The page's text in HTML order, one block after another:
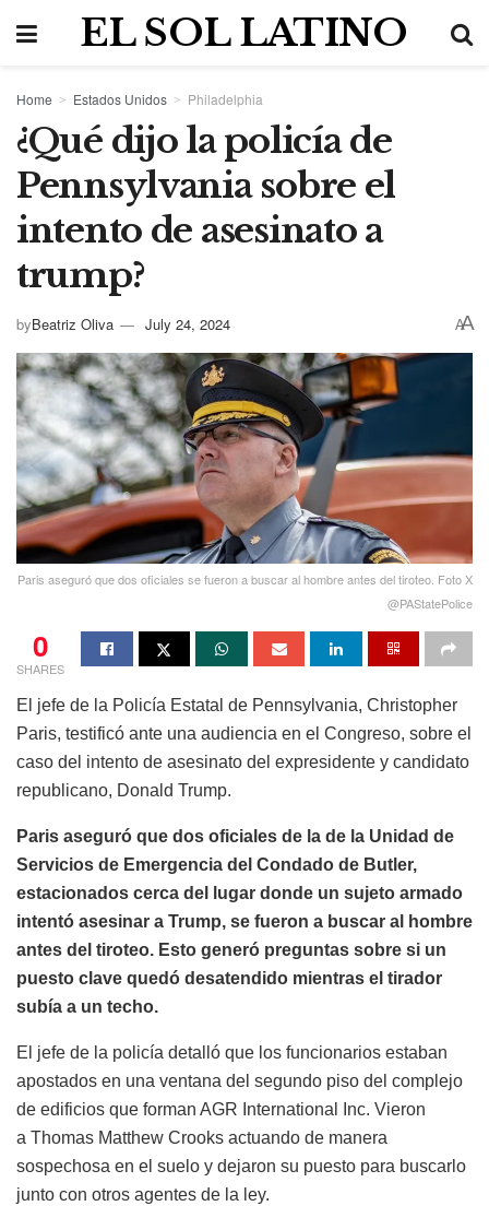
EL SOL LATINO
Home Estados Unidos Philadelphia
¿Qué dijo la policía de
Pennsylvania sobre el
intento de asesinato a
trump?
byBeatriz Oliva July 24, 2024 AA
Paris aseguró que dos oficiales se fueron a buscar al hombre antes del tiroteo. Foto X
@PAStatePolice
0
SHARES
El jefe de la Policía Estatal de Pennsylvania, Christopher
Paris, testificó ante una audiencia en el Congreso, sobre el
caso del intento de asesinato del expresidente y candidato
republicano, Donald Trump.
Paris aseguró que dos oficiales de la de la Unidad de
Servicios de Emergencia del Condado de Butler,
estacionados cerca del lugar donde un sujeto armado
intentó asesinar a Trump, se fueron a buscar al hombre
antes del tiroteo. Esto generó preguntas sobre si un
puesto clave quedó desatendido mientras el tirador
subía a un techo.
El jefe de la policía detalló que los funcionarios estaban
apostados en una ventana del segundo piso del complejo
de edificios que forman AGR International Inc. Vieron
a Thomas Matthew Crooks actuando de manera
sospechosa en el suelo y dejaron su puesto para buscarlo
junto con otros agentes de la ley.